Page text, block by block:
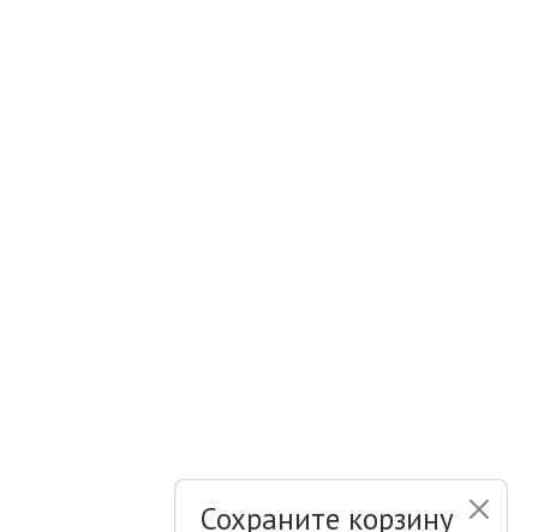
Сохраните корзину